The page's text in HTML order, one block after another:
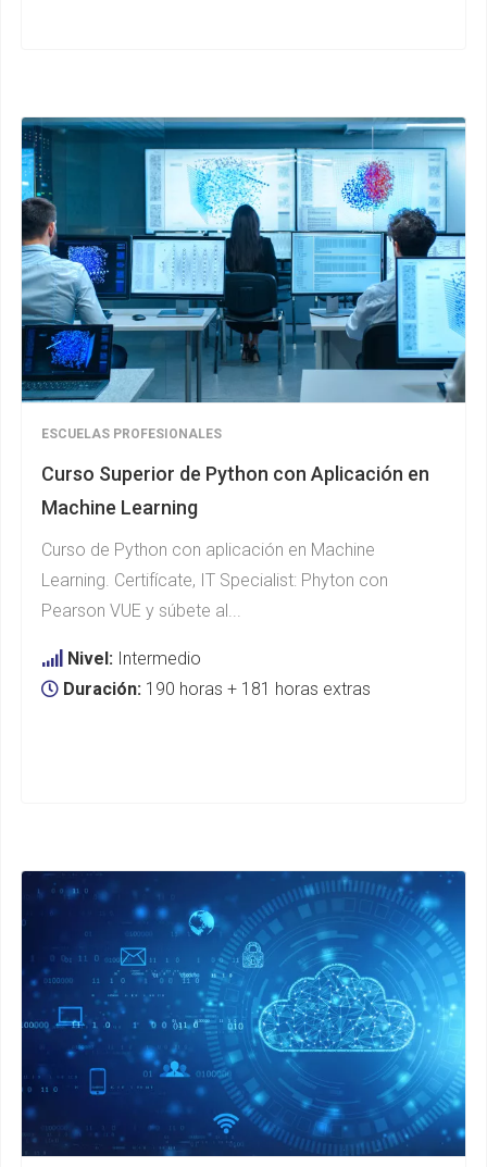
ESCUELAS PROFESIONALES
Curso Superior de Python con Aplicación en
Machine Learning
Curso de Python con aplicación en Machine
Learning. Certifícate, IT Specialist: Phyton con
Pearson VUE y súbete al...
Nivel: Intermedio
Duración: 190 horas + 181 horas extras